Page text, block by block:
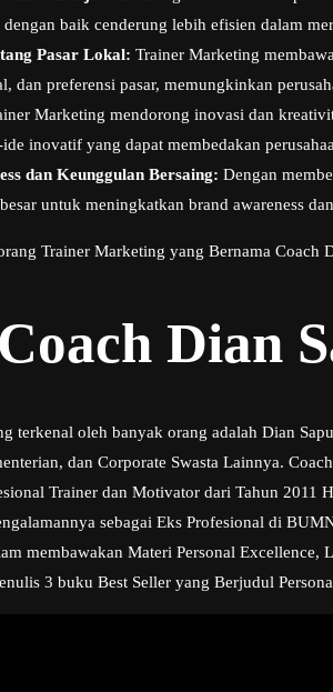
baik cenderung lebih efisien dalam
Pasar Lokal: Trainer Marketing
dan preferensi pasar, memungkinkan
Marketing mendorong inovasi dan
inovatif yang dapat membedakan
dan Keunggulan Bersaing: Dengan
untuk meningkatkan brand awareness
Trainer Marketing yang Bernama Coach
Dian
terkenal oleh banyak orang adalah Dian
dan Corporate Swasta Lainnya.
Trainer dan Motivator dari Tahun 2011
sebagai Eks Profesional di
membawakan Materi Personal
3 buku Best Seller yang Berjudul